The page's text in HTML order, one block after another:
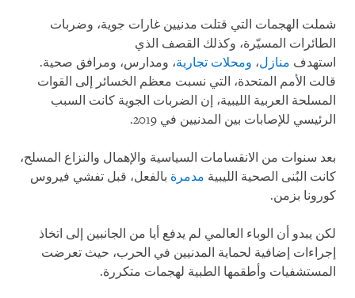
شملت الهجمات التي قتلت مدنيين غارات جوية، وضربات
الطائرات المسيّرة، وكذلك القصف الذي
استهدف منازل، ومحلات تجارية، ومدارس، ومرافق صحية.
قالت الأمم المتحدة، التي نسبت معظم الخسائر إلى القوات
المسلحة العربية الليبية، إن الضربات الجوية كانت السبب
الرئيسي للإصابات بين المدنيين في 2019.
بعد سنوات من الانقسامات السياسية والإهمال والنزاع المسلح،
كانت البُنى الصحية الليبية مدمرة بالفعل، قبل تفشي فيروس
كورونا بزمن.
لكن يبدو أن الوباء العالمي لم يدفع أيا من الجانبين إلى اتخاذ
إجراءات إضافية لحماية المدنيين في الحرب، حيث تعرضت
المستشفيات وأطقمها الطبية لهجمات متكررة.